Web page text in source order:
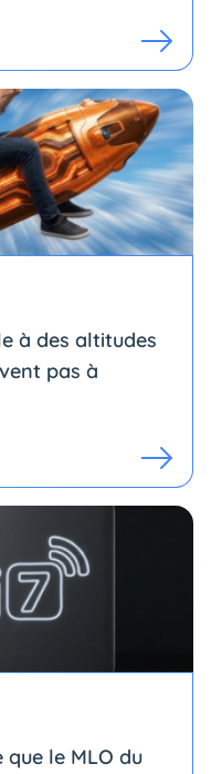
à des altitudes
pas à
le MLO du